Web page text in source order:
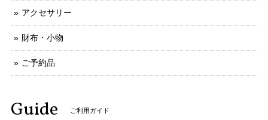
アクセサリー
財布・小物
ご予約品
Guide ご利用ガイド